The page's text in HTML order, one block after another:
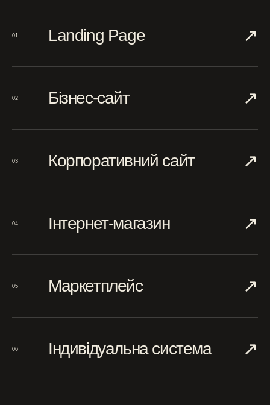
01 Landing Page ↗︎
02 Бізнес-сайт ↗︎
03 Корпоративний сайт ↗︎
04 Інтернет-магазин ↗︎
05 Маркетплейс ↗︎
06 Індивідуальна система ↗︎